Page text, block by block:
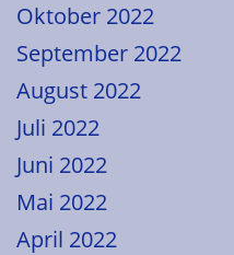
Oktober 2022
September 2022
August 2022
Juli 2022
Juni 2022
Mai 2022
April 2022